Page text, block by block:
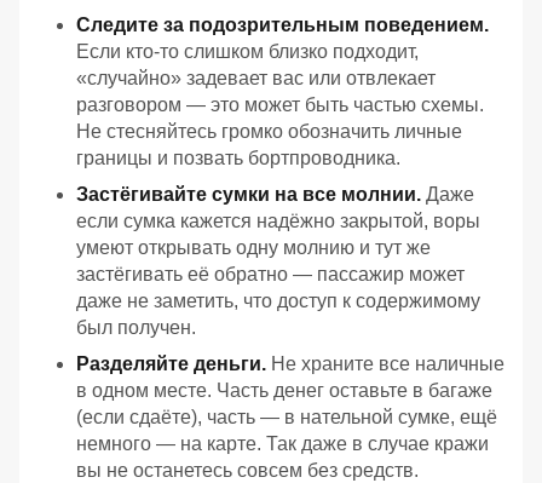
Следите за подозрительным поведением.
Если кто‑то слишком близко подходит,
«случайно» задевает вас или отвлекает
разговором — это может быть частью схемы.
Не стесняйтесь громко обозначить личные
границы и позвать бортпроводника.
Застёгивайте сумки на все молнии. Даже
если сумка кажется надёжно закрытой, воры
умеют открывать одну молнию и тут же
застёгивать её обратно — пассажир может
даже не заметить, что доступ к содержимому
был получен.
Разделяйте деньги. Не храните все наличные
в одном месте. Часть денег оставьте в багаже
(если сдаёте), часть — в нательной сумке, ещё
немного — на карте. Так даже в случае кражи
вы не останетесь совсем без средств.